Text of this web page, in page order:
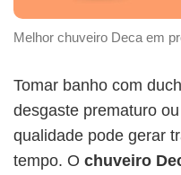
Melhor chuveiro Deca em
Tomar banho com
desgaste prematuro
qualidade pode gerar
tempo. O chuveiro